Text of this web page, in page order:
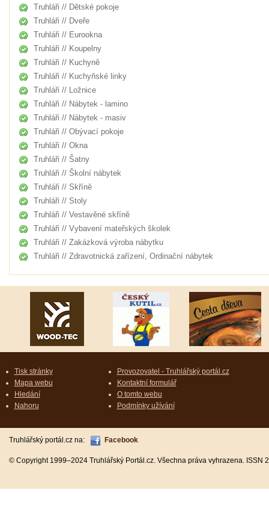
Truhláři // Dětské pokoje
Truhláři // Dveře
Truhláři // Eurookna
Truhláři // Koupelny
Truhláři // Kuchyně
Truhláři // Kuchyňské linky
Truhláři // Ložnice
Truhláři // Nábytek - lamino
Truhláři // Nábytek - masiv
Truhláři // Obývací pokoje
Truhláři // Okna
Truhláři // Šatny
Truhláři // Školní nábytek
Truhláři // Skříně
Truhláři // Stoly
Truhláři // Vestavěné skříně
Truhláři // Vybavení mateřských školek
Truhláři // Zakázková výroba nábytku
Truhláři // Zdravotnická zařízení, Ordinační nábytek
Tisk stránky
Mapa webu
Hledání
Nahoru
Provozovatel - Truhlářský portál.cz
Kontaktní formulář
O tomto webu
Podmínky užívání
Truhlářský portál.cz na: Facebook
© Copyright 1999–2024 Truhlářský Portál.cz. Všechna práva vyhrazena.